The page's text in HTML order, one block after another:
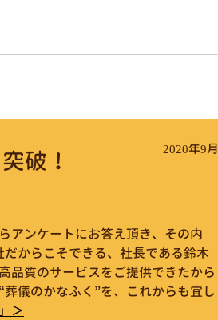
破！ 2020年9月
アンケートにお答え頂き、その内
からこそできる、社長である鈴木
品質のサービスをご提供できたから
儀のかなふく”を、これからも宜し
＞